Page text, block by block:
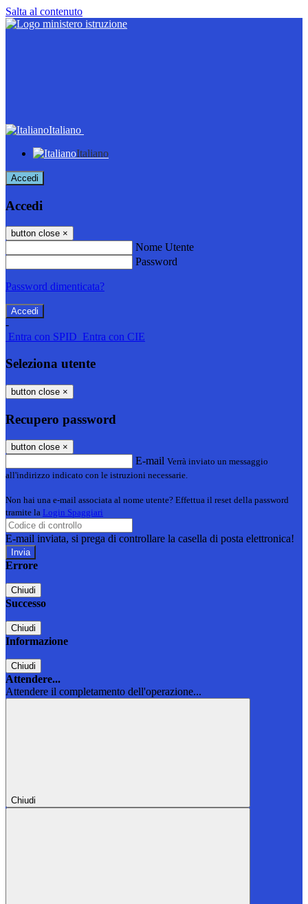
Salta al contenuto
Italiano
Italiano
Accedi
Accedi
button close ×
Nome Utente
Password
Password dimenticata?
-
Entra con SPID Entra con CIE
Seleziona utente
button close ×
Recupero password
button close ×
E-mail Verrà inviato un messaggio
all'indirizzo indicato con le istruzioni necessarie.
Non hai una e-mail associata al nome utente? Effettua il reset della password
tramite la Login Spaggiari
E-mail inviata, si prega di controllare la casella di posta elettronica!
Errore
Chiudi
Successo
Chiudi
Informazione
Chiudi
Attendere...
Attendere il completamento dell'operazione...
Chiudi